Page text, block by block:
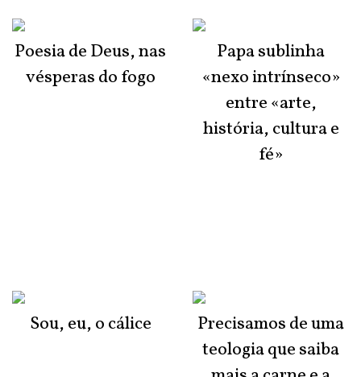
Poesia de Deus, nas
vésperas do fogo
Sou, eu, o cálice
Papa sublinha
«nexo intrínseco»
entre «arte,
história, cultura e
fé»
Precisamos de uma
teologia que saiba